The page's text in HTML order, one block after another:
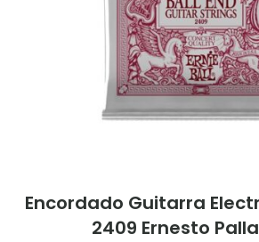
Encordado Guitarra
2409 Ernesto